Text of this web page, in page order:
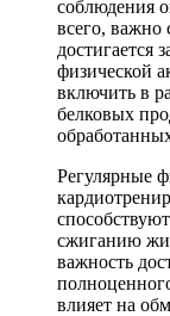
соблюдения
всего, важно
достигается
физической
включить в
белковых
Регулярные
сжиганию
важность
влияет на